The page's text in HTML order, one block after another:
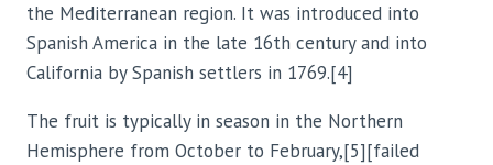
the Mediterranean region. It was introduced into
Spanish America in the late 16th century and into
California by Spanish settlers in 1769.[4]
The fruit is typically in season in the Northern
Hemisphere from October to February,[5][failed